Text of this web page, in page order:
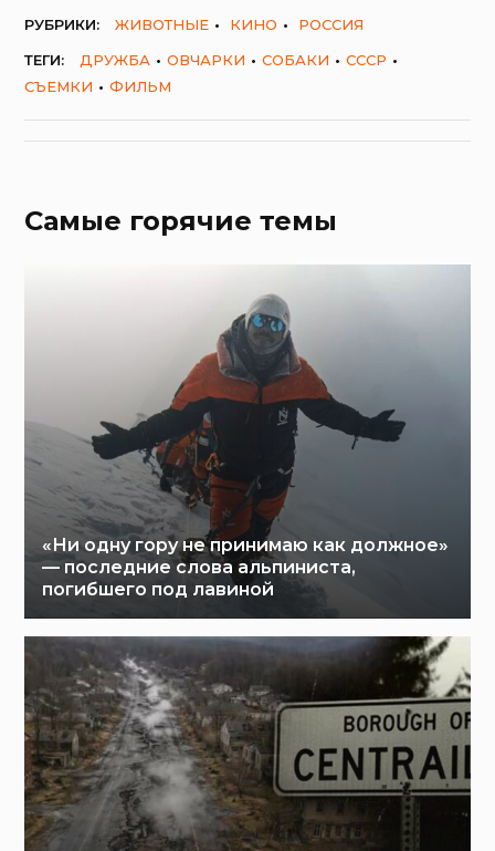
РУБРИКИ: ЖИВОТНЫЕ КИНО
РОССИЯ
ТЕГИ:
ДРУЖБА ОВЧАРКИ СОБАКИ
СССР
СЪЕМКИ
ФИЛЬМ
Самые горячие темы
«Ни одну гору не принимаю как должное»
— последние слова альпиниста,
погибшего под лавиной